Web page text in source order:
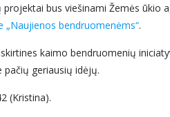
bus viešinami Žemės ūkio
„Naujienos bendruomenėms“.
kaimo bendruomenių
pačių geriausių idėjų.
(Kristina).